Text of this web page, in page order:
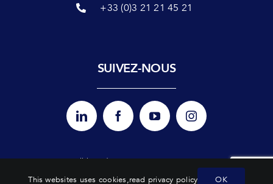
+33 (0)3 21 21 45 21
SUIVEZ-NOUS
Politique de
Plan du site
This websites uses cookies,read privacy policy OK